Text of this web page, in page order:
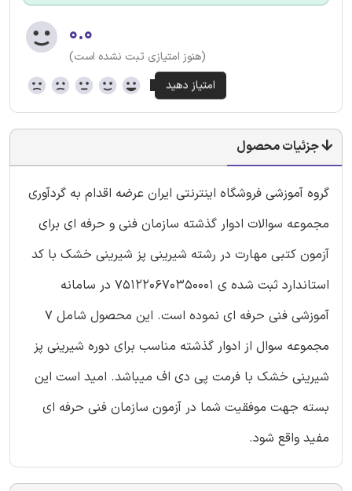
۰.۰
(هنوز امتیازی ثبت نشده است)
جزئیات محصول
گروه آموزشی فروشگاه اینترنتی ایران عرضه اقدام به گردآوری
مجموعه سوالات ادوار گذشته سازمان فنی و حرفه ای برای
آزمون کتبی مهارت در رشته شیرینی پز شیرینی خشک با کد
استاندارد ثبت شده ی 751220670350001 در سامانه
آموزشی فنی حرفه ای نموده است. این محصول شامل 7
مجموعه سوال از ادوار گذشته مناسب برای دوره شیرینی پز
شیرینی خشک با فرمت پی دی اف میباشد. امید است این
بسته جهت موفقیت شما در آزمون سازمان فنی حرفه ای
مفید واقع شود.